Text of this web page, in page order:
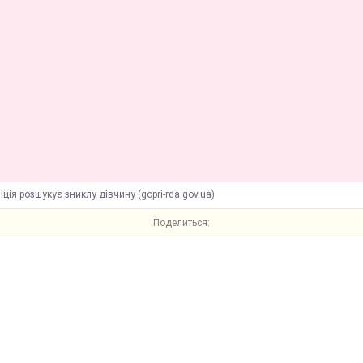
розшукує зниклу дівчину (gopri-rda.gov.ua)
Поделиться: